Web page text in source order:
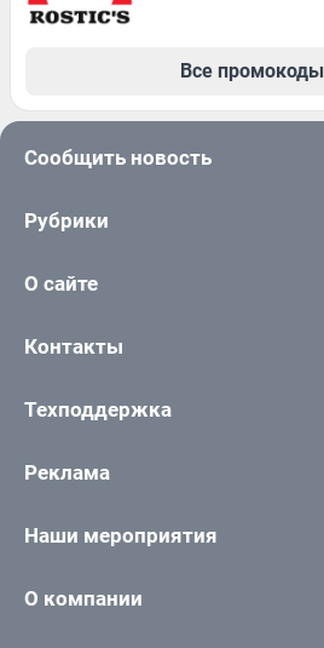
Все промокоды
Сообщить новость
Рубрики
О сайте
Контакты
Техподдержка
Реклама
Наши мероприятия
О компании